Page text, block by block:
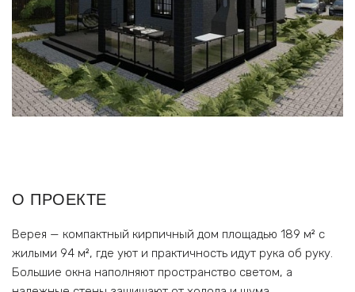
О ПРОЕКТЕ
Верея — компактный кирпичный дом площадью 189 м² с
жилыми 94 м², где уют и практичность идут рука об руку.
Большие окна наполняют пространство светом, а